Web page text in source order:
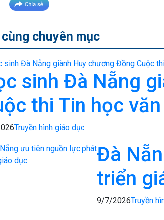
chuyên mục
sinh Đà Nẵng
thi Tin học
Truyền hình giáo dục
Đà
triển
9/7/2026Truyền